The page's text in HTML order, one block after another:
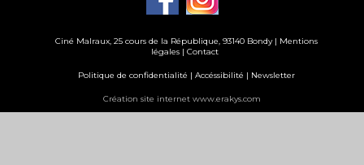
Ciné Malraux, 25 cours de la République, 93140 Bondy | Mentions
légales | Contact
Politique de confidentialité | Accéssibilité | Newsletter
Création site internet www.erakys.com